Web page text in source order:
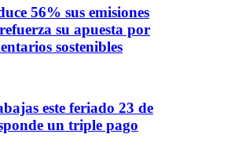
56% sus emisiones
su apuesta por
sostenibles
este feriado 23 de
un triple pago